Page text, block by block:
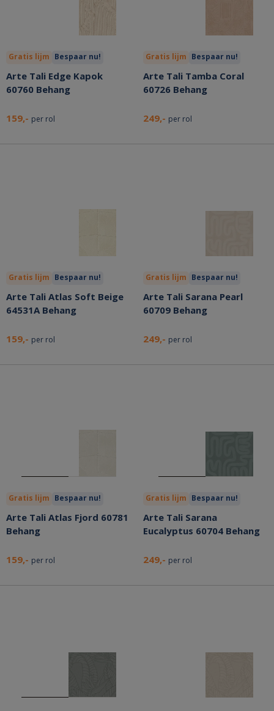
Gratis lijm Bespaar nu!
Arte Tali Edge Kapok
60760 Behang
159,- per rol
Gratis lijm Bespaar nu!
Arte Tali Tamba Coral
60726 Behang
249,- per rol
Gratis lijm Bespaar nu!
Arte Tali Atlas Soft Beige
64531A Behang
159,- per rol
Gratis lijm Bespaar nu!
Arte Tali Sarana Pearl
60709 Behang
249,- per rol
Gratis lijm Bespaar nu!
Arte Tali Atlas Fjord 60781
Behang
159,- per rol
Gratis lijm Bespaar nu!
Arte Tali Sarana
Eucalyptus 60704 Behang
249,- per rol